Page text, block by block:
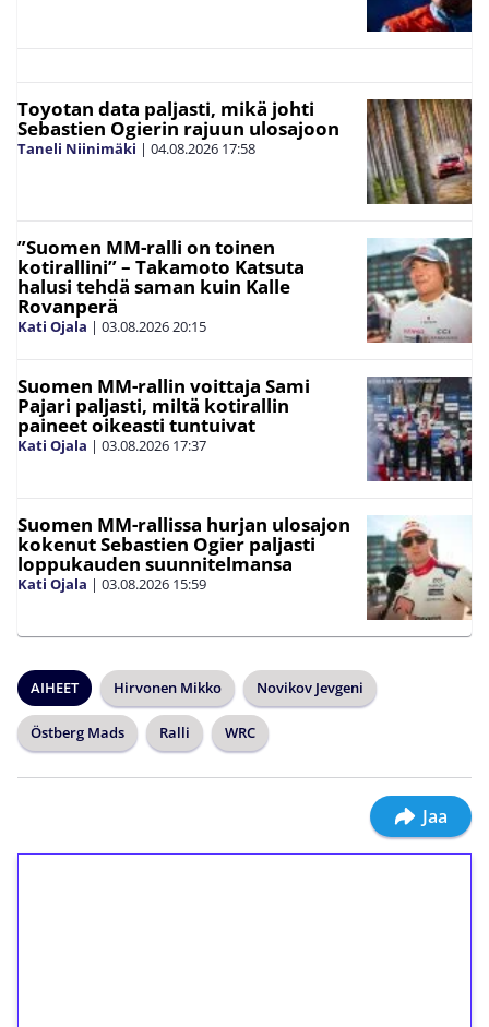
Toyotan data paljasti, mikä johti
Sebastien Ogierin rajuun ulosajoon
Taneli Niinimäki | 04.08.2026 17:58
”Suomen MM-ralli on toinen
kotirallini” – Takamoto Katsuta
halusi tehdä saman kuin Kalle
Rovanperä
Kati Ojala | 03.08.202620:15
Suomen MM-rallin voittaja Sami
Pajari paljasti, miltä kotirallin
paineet oikeasti tuntuivat
Kati Ojala | 03.08.2026 17:37
Suomen MM-rallissa hurjan ulosajon
kokenut Sebastien Ogier paljasti
loppukauden suunnitelmansa
Kati Ojala | 03.08.2026 15:59
AIHEET Hirvonen Mikko Novikov Jevgeni
Östberg Mads Ralli WRC
Jaa